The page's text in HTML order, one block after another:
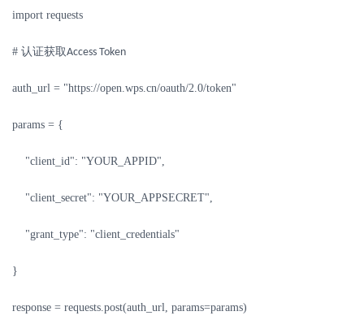
import requests
# 认证获取Access Token
auth_url = "https://open.wps.cn/oauth/2.0/token"
params = {
"client_id": "YOUR_APPID",
"client_secret": "YOUR_APPSECRET",
"grant_type": "client_credentials"
}
response = requests.post(auth_url, params=params)